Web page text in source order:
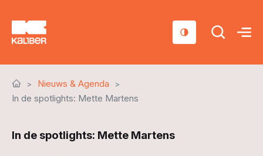
Scholen
Nieuws & Agenda
In de spotlights: Mette Martens
In de spotlights: Mette Martens